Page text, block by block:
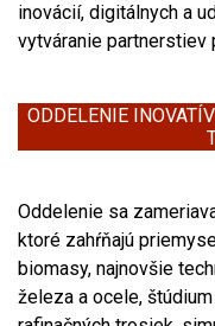
inovácií, digitálnych a
vytváranie partnerstiev
ODDELENIE
Oddelenie sa
ktoré zahŕňajú
biomasy, najnovšie
železa a ocele,